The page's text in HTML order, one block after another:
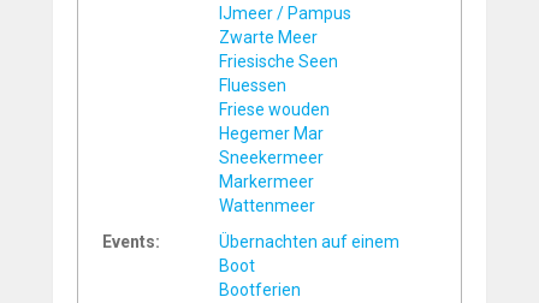
IJmeer / Pampus
Zwarte Meer
Friesische Seen
Fluessen
Friese wouden
Hegemer Mar
Sneekermeer
Markermeer
Wattenmeer
Events:
Übernachten auf einem
Boot
Bootferien